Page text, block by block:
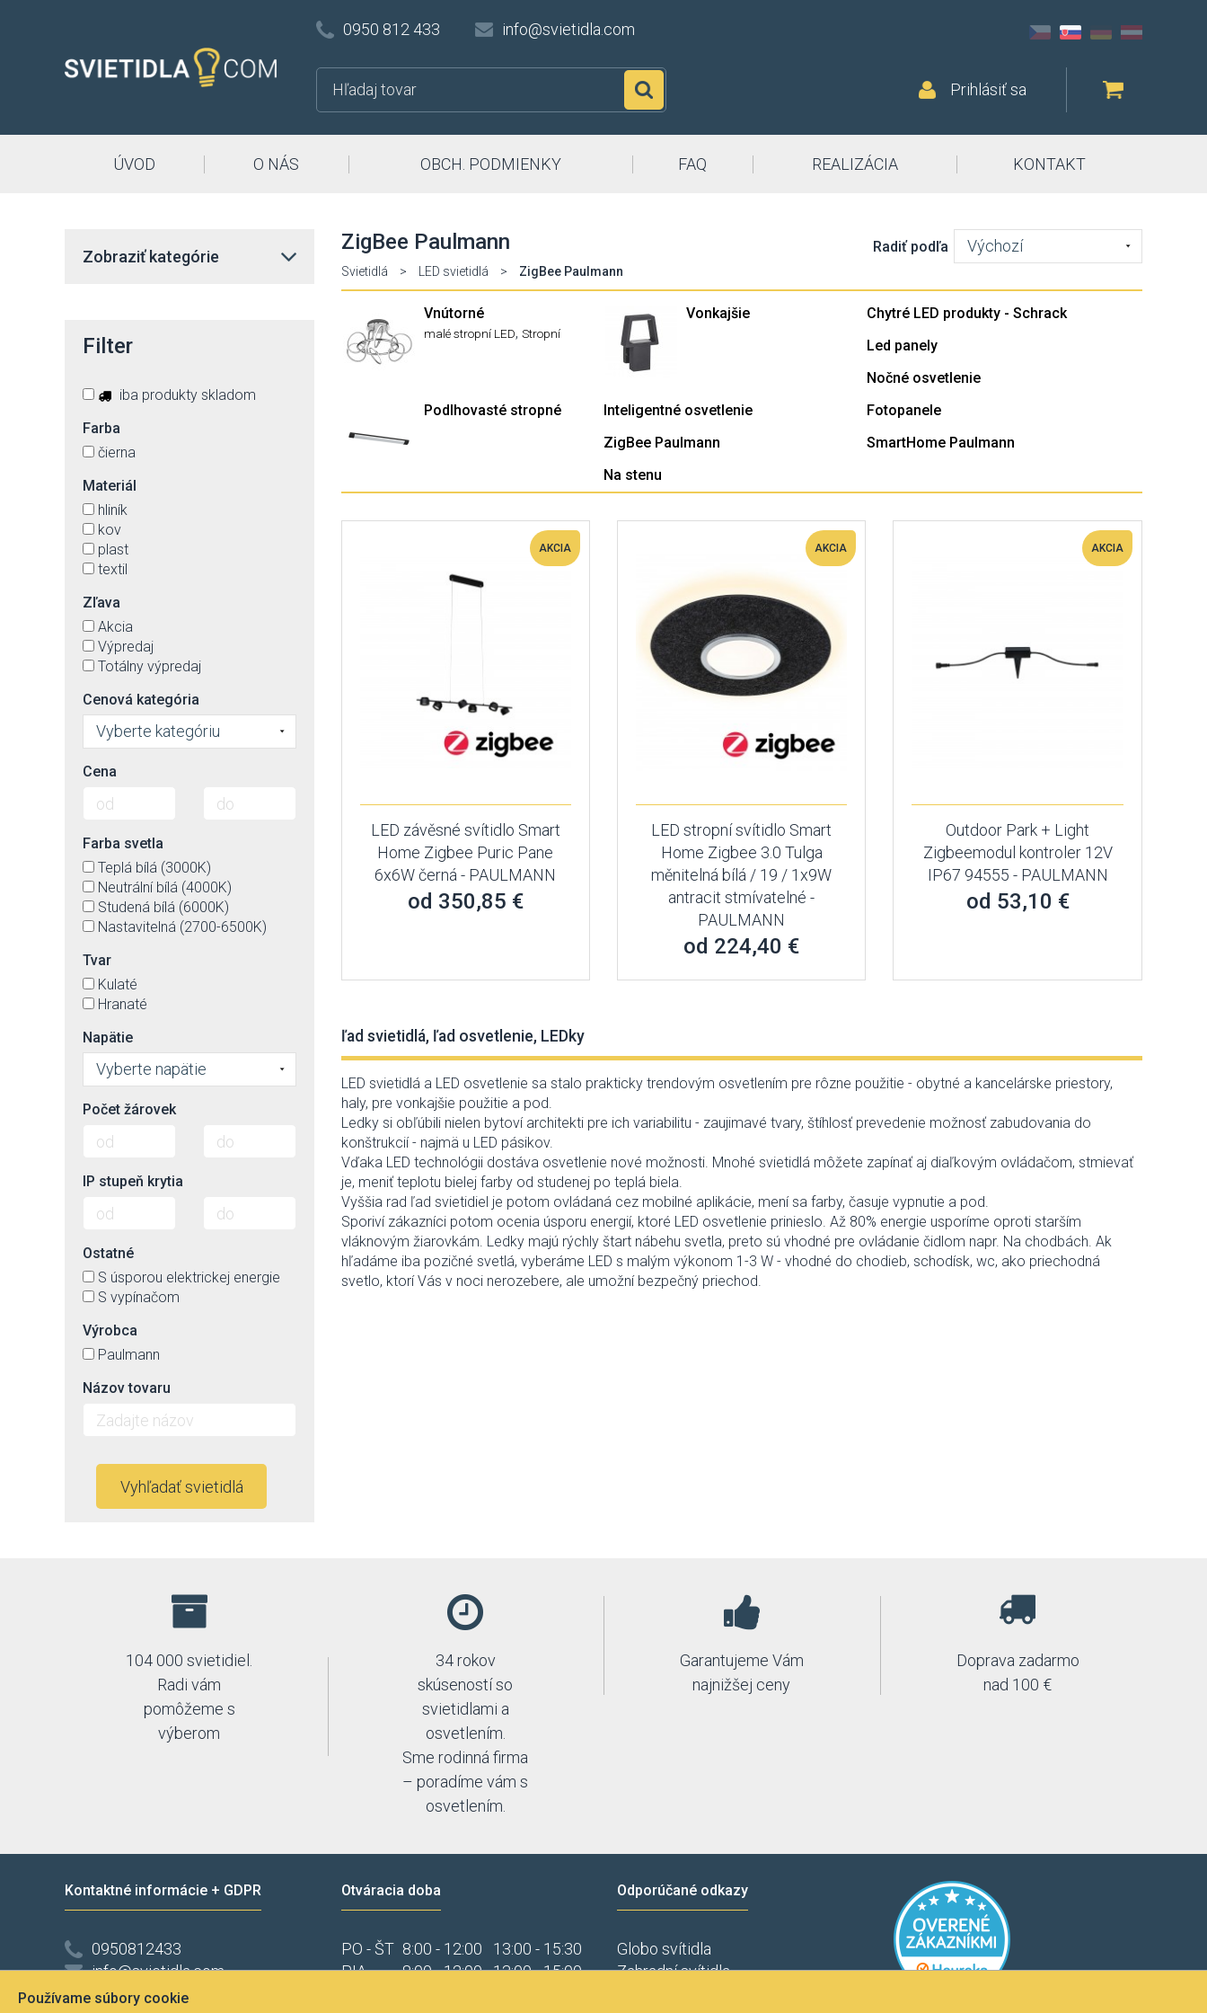
0950 812 433 info@svietidla.com
Prihlásiť sa
ÚVOD O NÁS OBCH. PODMIENKY FAQ REALIZÁCIA KONTAKT
ZigBee Paulmann
Svietidlá > LED svietidlá > ZigBee Paulmann
Radiť podľa Výchozí
Vnútorné
malé stropní LED, Stropní
Vonkajšie
Chytré LED produkty - Schrack
Led panely
Nočné osvetlenie
Podlhovasté stropné
Inteligentné osvetlenie
Fotopanele
ZigBee Paulmann
SmartHome Paulmann
Na stenu
AKCIA
LED závěsné svítidlo Smart
Home Zigbee Puric Pane
6x6W černá - PAULMANN
od 350,85 €
AKCIA
LED stropní svítidlo Smart
Home Zigbee 3.0 Tulga
měnitelná bílá / 19 / 1x9W
antracit stmívatelné -
PAULMANN
od 224,40 €
AKCIA
Outdoor Park + Light
Zigbeemodul kontroler 12V
IP67 94555 - PAULMANN
od 53,10 €
ľad svietidlá, ľad osvetlenie, LEDky
LED svietidlá a LED osvetlenie sa stalo prakticky trendovým osvetlením pre rôzne použitie - obytné a kancelárske priestory,
haly, pre vonkajšie použitie a pod.
Ledky si obľúbili nielen bytoví architekti pre ich variabilitu - zaujimavé tvary, štíhlosť prevedenie možnosť zabudovania do
konštrukcií - najmä u LED pásikov.
Vďaka LED technológii dostáva osvetlenie nové možnosti. Mnohé svietidlá môžete zapínať aj diaľkovým ovládačom, stmievať
je, meniť teplotu bielej farby od studenej po teplá biela.
Vyššia rad ľad svietidiel je potom ovládaná cez mobilné aplikácie, mení sa farby, časuje vypnutie a pod.
Sporiví zákazníci potom ocenia úsporu energií, ktoré LED osvetlenie prinieslo. Až 80% energie usporíme oproti starším
vláknovým žiarovkám. Ledky majú rýchly štart nábehu svetla, preto sú vhodné pre ovládanie čidlom napr. Na chodbách. Ak
hľadáme iba pozičné svetlá, vyberáme LED s malým výkonom 1-3 W - vhodné do chodieb, schodísk, wc, ako priechodná
svetlo, ktorí Vás v noci nerozebere, ale umožní bezpečný priechod.
Zobraziť kategórie
Filter
iba produkty skladom
Farba
čierna
Materiál
hliník
kov
plast
textil
Zľava
Akcia
Výpredaj
Totálny výpredaj
Cenová kategória
Vyberte kategóriu
Cena
Farba svetla
Teplá bílá (3000K)
Neutrální bílá (4000K)
Studená bílá (6000K)
Nastavitelná (2700-6500K)
Tvar
Kulaté
Hranaté
Napätie
Vyberte napätie
Počet žárovek
IP stupeň krytia
Ostatné
S úsporou elektrickej energie
S vypínačom
Výrobca
Paulmann
Názov tovaru
Vyhľadať svietidlá
104 000 svietidiel.
Radi vám
pomôžeme s
výberom
34 rokov
skúseností so
svietidlami a
osvetlením.
Sme rodinná firma
– poradíme vám s
osvetlením.
Garantujeme Vám
najnižšej ceny
Doprava zadarmo
nad 100 €
Kontaktné informácie + GDPR
0950812433
info@svietidla.com
Svietidla na Facebooku
Otváracia doba
PO - ŠT 8:00 - 12:00
13:00 - 15:30
PIA
8:00 - 12:00 13:00 - 15:00
Odporúčané odkazy
Globo svítidla
Zahradní svítidla
Používame súbory cookie